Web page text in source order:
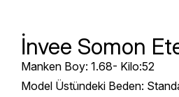
İnvee Somon
Manken Boy: 1.68- Kilo:52
Model Üstündeki Beden: